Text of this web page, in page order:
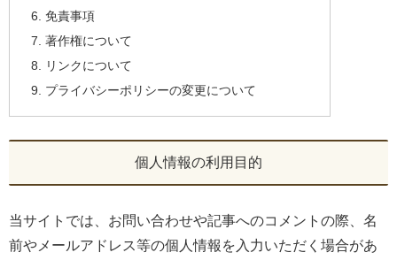
免責事項
著作権について
リンクについて
プライバシーポリシーの変更について
個人情報の利用目的
当サイトでは、お問い合わせや記事へのコメントの際、名
前やメールアドレス等の個人情報を入力いただく場合があ